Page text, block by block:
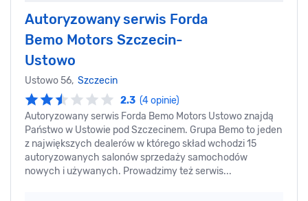
Autoryzowany serwis Forda
Bemo Motors Szczecin-
Ustowo
Ustowo 56, Szczecin
2.3 (4 opinie)
Autoryzowany serwis Forda Bemo Motors Ustowo znajdą
Państwo w Ustowie pod Szczecinem. Grupa Bemo to jeden
z największych dealerów w którego skład wchodzi 15
autoryzowanych salonów sprzedaży samochodów
nowych i używanych. Prowadzimy też serwis...